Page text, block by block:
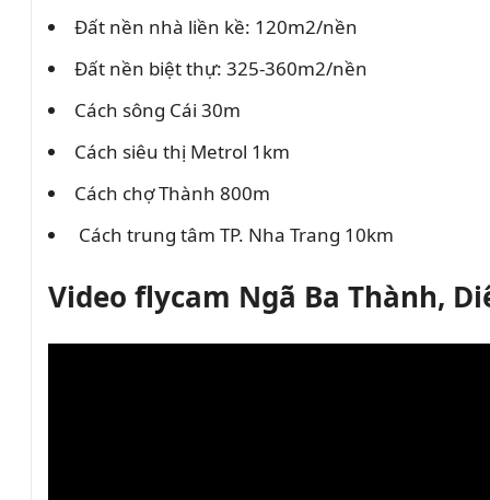
Đất nền nhà liền kề: 120m2/nền
Đất nền biệt thự: 325-360m2/nền
Cách sông Cái 30m
Cách siêu thị Metrol 1km
Cách chợ Thành 800m
Cách trung tâm TP. Nha Trang 10km
Video flycam Ngã Ba Thành,